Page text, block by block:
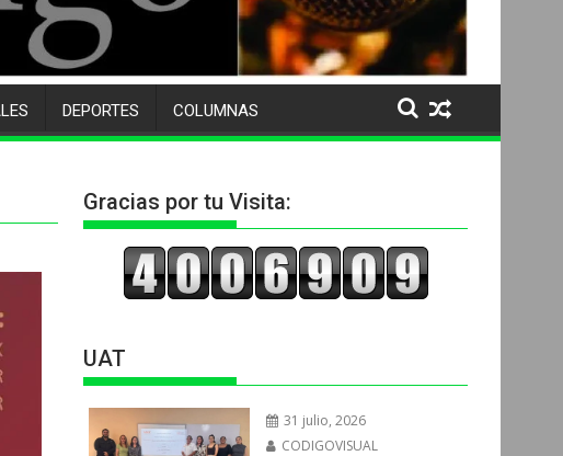
DEPORTES COLUMNAS
Gracias por tu Visita:
UAT
31 julio, 2026
CODIGOVISUAL